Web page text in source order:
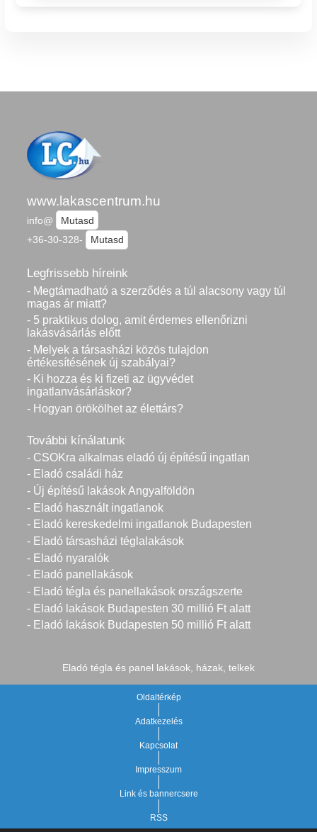
www.lakascentrum.hu
info@
Mutasd
+36-30-328-
Mutasd
Legfrissebb híreink
- Megtámadható a szerződés a túl alacsony vagy túl
magas ár miatt?
- 5 praktikus dolog, amit érdemes ellenőrizni
lakásvásárlás előtt
- Melyek a társasházi közös tulajdon
értékesítésének új szabályai?
- Ki hozza és ki fizeti az ügyvédet
ingatlanvásárláskor?
- Hogyan örökölhet az élettárs?
További kínálatunk
- CSOKra alkalmas eladó új építésű ingatlan
- Eladó családi ház
- Új építésű lakások Angyalföldön
- Eladó használt ingatlanok
- Eladó kereskedelmi ingatlanok Budapesten
- Eladó társasházi téglalakások
- Eladó nyaralók
- Eladó panellakások
- Eladó tégla és panellakások országszerte
- Eladó lakások Budapesten 30 millió Ft alatt
- Eladó lakások Budapesten 50 millió Ft alatt
Eladó tégla és panel lakások, házak, telkek
Oldaltérkép
Adatkezelés
Kapcsolat
Impresszum
Link és bannercsere
RSS